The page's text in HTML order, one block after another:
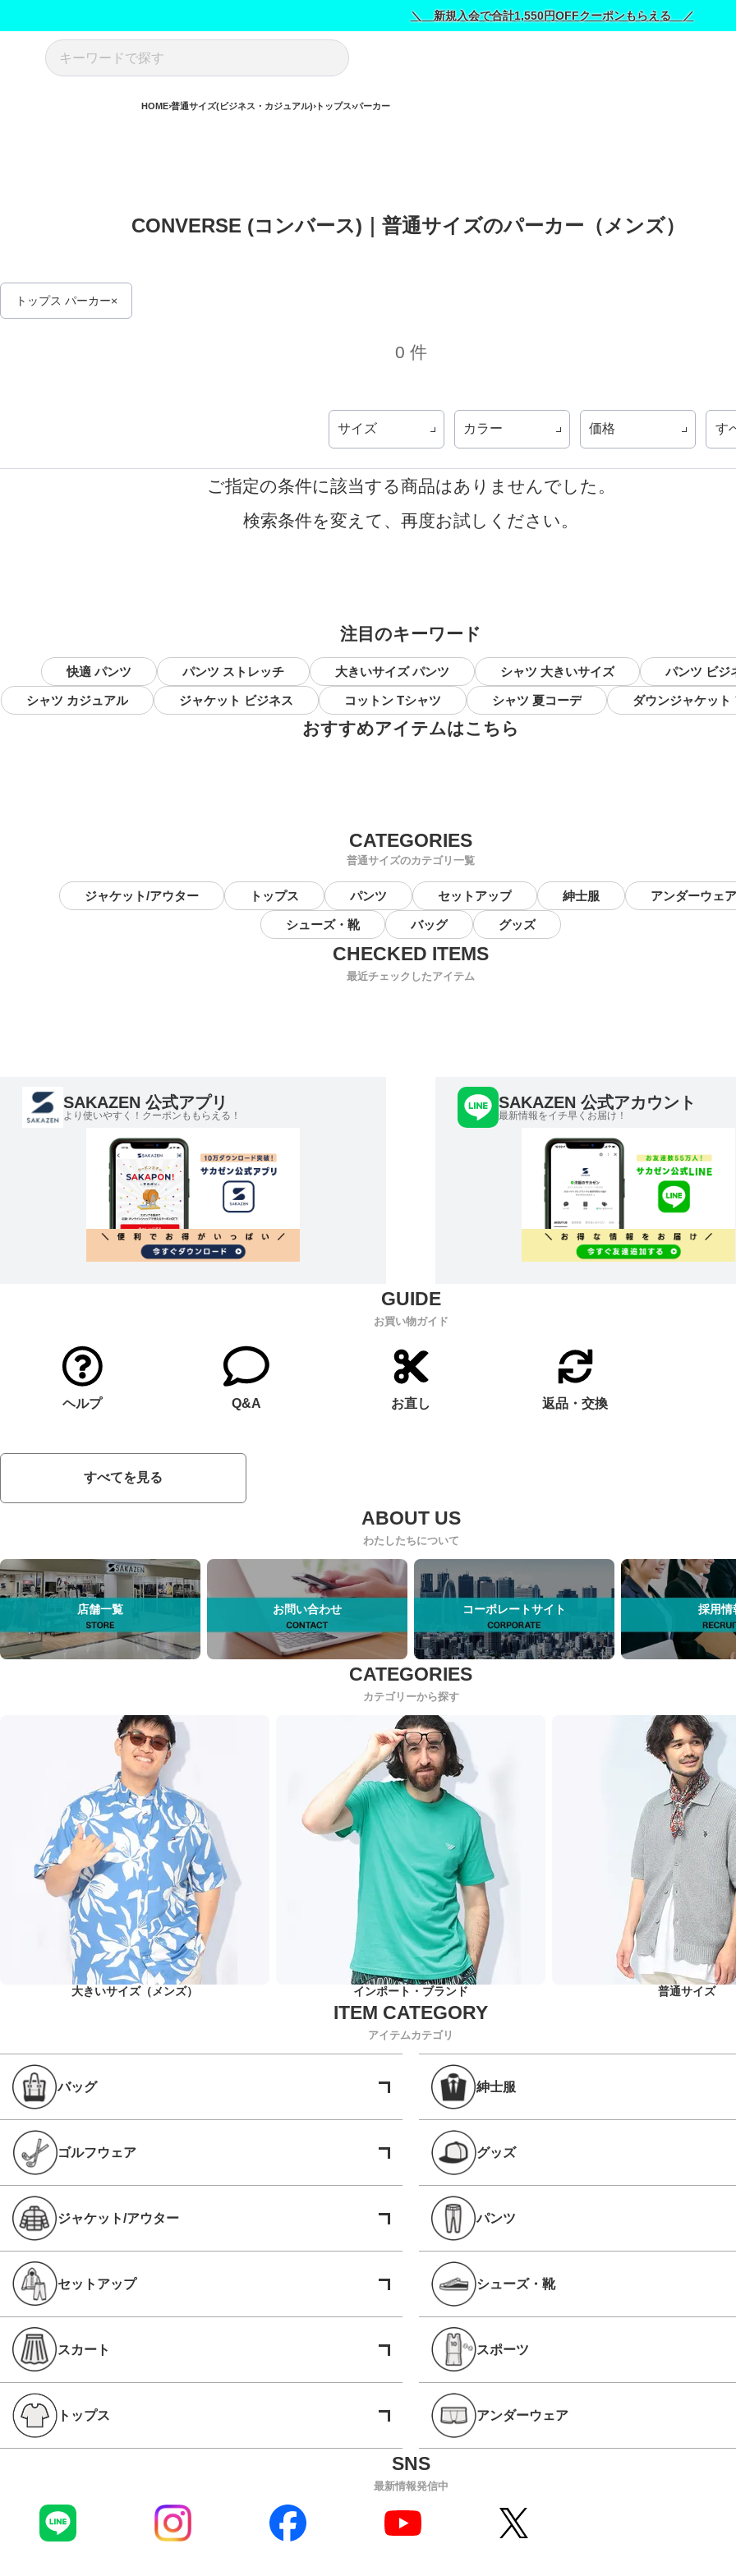
＼ 新規入会で合計1,550円OFFクーポンもらえる ／
HOME 普通サイズ(ビジネス・カジュアル) トップス パーカー
CONVERSE (コンバース)｜普通サイズのパーカー（メンズ）
トップス パーカー
0 件
サイズ カラー 価格 す
ご指定の条件に該当する商品はありませんでした。
検索条件を変えて、再度お試しください。
注目のキーワード
快適 パンツ パンツ ストレッチ 大きいサイズ パンツ シャツ 大きいサイズ パンツ ビジ
シャツ カジュアル ジャケット ビジネス コットン Tシャツ シャツ 夏コーデ ダウンジャケット
おすすめアイテムはこちら
普通サイズのカテゴリ一覧
ジャケット/アウター トップス パンツ セットアップ 紳士服 アンダーウェア
シューズ・靴 バッグ グッズ
最近チェックしたアイテム
SAKAZEN 公式アプリ
より使いやすく！クーポンももらえる！
SAKAZEN 公式アカウント
最新情報をイチ早くお届け！
お買い物ガイド
ヘルプ Q&A お直し 返品・交換
すべてを見る
わたしたちについて
店舗一覧 お問い合わせ コーポレートサイト 採用情
カテゴリーから探す
大きいサイズ（メンズ） インポート・ブランド 普通サイズ
アイテムカテゴリ
バッグ 紳士服
ゴルフウェア グッズ
ジャケット/アウター パンツ
セットアップ シューズ・靴
スカート スポーツ
トップス アンダーウェア
最新情報発信中